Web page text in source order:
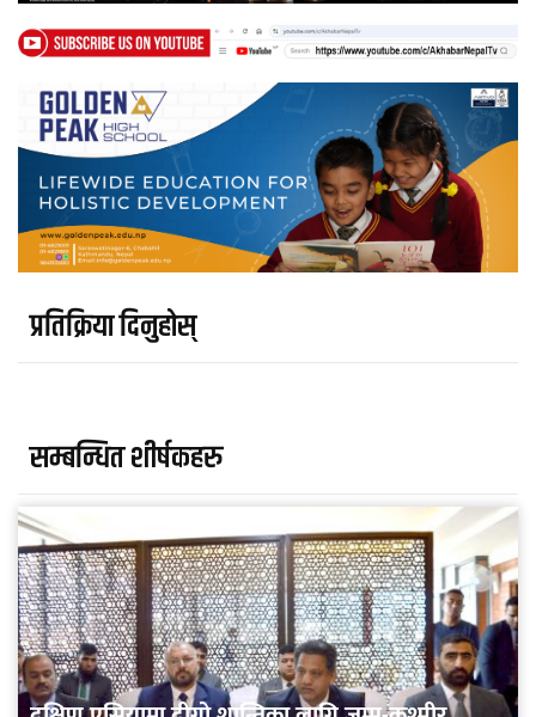
प्रतिक्रिया दिनुहोस्
सम्बन्धित शीर्षकहरु